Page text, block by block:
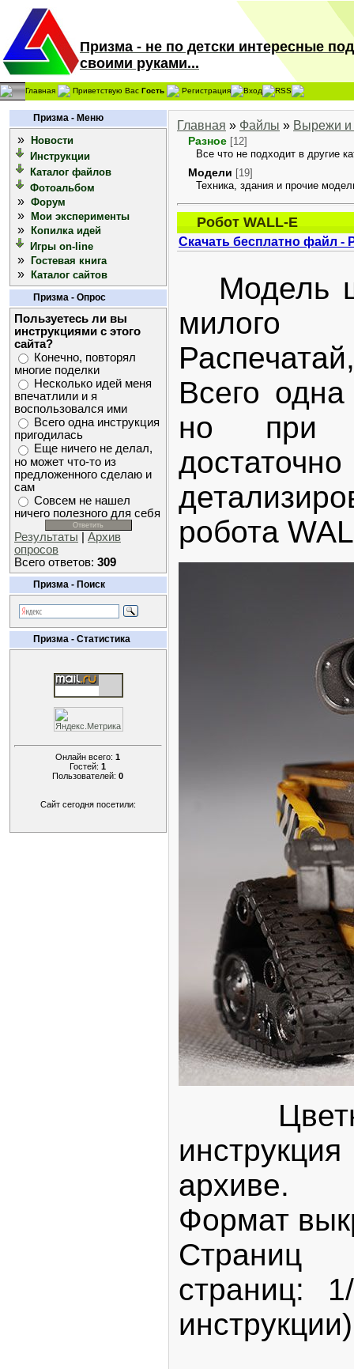
Призма - не по детски интересные
своими руками...
Главная Приветствую Вас Гость Регистрация Вход RSS
Призма - Меню
»
Новости
Инструкции
Каталог файлов
Фотоальбом
» Форум
» Мои эксперименты
»
Копилка идей
Игры on-line
» Гостевая книга
» Каталог сайтов
Призма - Опрос
Пользуетесь ли вы
инструкциями с этого
сайта?
Конечно, повторял
многие поделки
Несколько идей меня
впечатлили и я
воспользовался ими
Всего одна инструкция
пригодилась
Еще ничего не делал,
но может что-то из
предложенного сделаю и
сам
Совсем не нашел
ничего полезного для себя
Результаты
Архив
опросов
Всего ответов: 309
Призма - Поиск
Призма - Статистика
Онлайн всего:1
Гостей:1
Пользователей:0
Сайт сегодня посетили:
Главная » Файлы » Вырежи и
Разное [12]
Все что не подходит в другие
Модели [19]
Техника, здания и прочие
Робот WALL-E
Скачать бесплатно файл -
Модель
милого
Всего
но при
робота
архиве.
Формат
Страниц
страниц:
инструкции)